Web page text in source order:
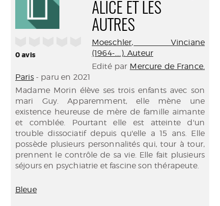
0avis
ALICE ET LES
AUTRES
Moeschler, Vinciane
(1964-....). Auteur
Edité par Mercure de France.
Paris- paru en 2021
Madame Morin élève ses trois enfants avec son
mari Guy. Apparemment, elle mène une
existence heureuse de mère de famille aimante
et comblée. Pourtant elle est atteinte d'un
trouble dissociatif depuis qu'elle a 15 ans. Elle
possède plusieurs personnalités qui, tour à tour,
prennent le contrôle de sa vie. Elle fait plusieurs
séjours en psychiatrie et fascine son thérapeute.
Bleue